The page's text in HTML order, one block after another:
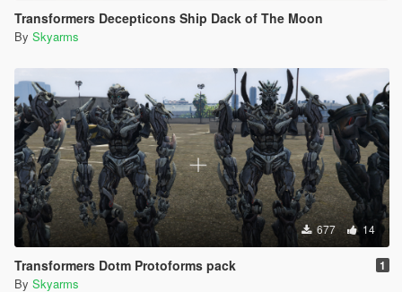
Transformers Decepticons Ship Dack of The Moon
By Skyarms
677 14
Transformers Dotm Protoforms pack 1
By Skyarms